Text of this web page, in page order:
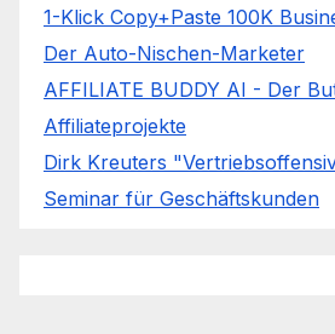
1-Klick Copy+Paste 100K
Der Auto-Nischen-Marketer
AFFILIATE BUDDY AI - Der
Affiliateprojekte
Dirk Kreuters
Seminar für Geschäftskunden